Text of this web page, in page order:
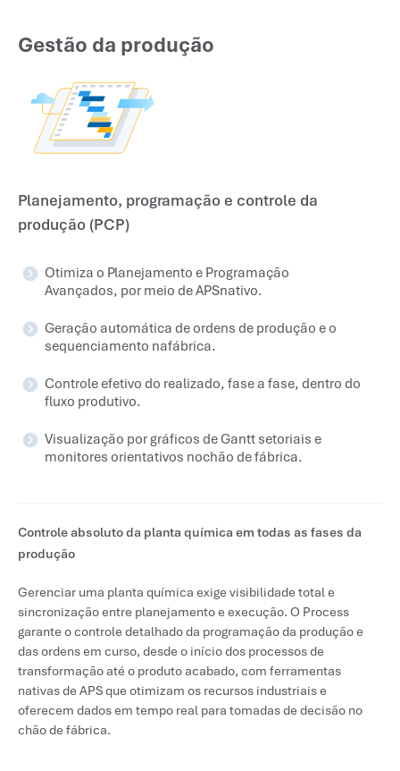
Gestão da produção
Planejamento, programação e controle da
produção (PCP)
Otimiza o Planejamento e Programação
Avançados, por meio de APSnativo.
Geração automática de ordens de produção e o
sequenciamento nafábrica.
Controle efetivo do realizado, fase a fase, dentro do
fluxo produtivo.
Visualização por gráficos de Gantt setoriais e
monitores orientativos nochão de fábrica.
Controle absoluto da planta química em todas as fases da
produção
Gerenciar uma planta química exige visibilidade total e
sincronização entre planejamento e execução. O Process
garante o controle detalhado da programação da produção e
das ordens em curso, desde o início dos processos de
transformação até o produto acabado, com ferramentas
nativas de APS que otimizam os recursos industriais e
oferecem dados em tempo real para tomadas de decisão no
chão de fábrica.